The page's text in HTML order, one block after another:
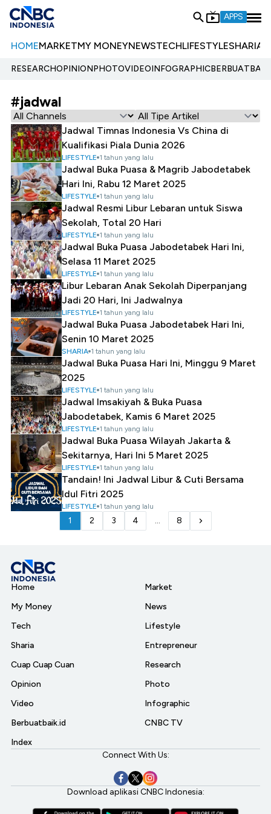
APPS
HOMEMARKETMY MONEYNEWSTECHLIFESTYLESHARIA
RESEARCHOPINIONPHOTOVIDEOINFOGRAPHIC
#jadwal
Jadwal Timnas Indonesia Vs China di
Kualifikasi Piala Dunia 2026
LIFESTYLE 1 tahun yang lalu
Jadwal Buka Puasa & Magrib Jabodetabek
Hari Ini, Rabu 12 Maret 2025
LIFESTYLE 1 tahun yang lalu
Jadwal Resmi Libur Lebaran untuk Siswa
Sekolah, Total 20 Hari
LIFESTYLE 1 tahun yang lalu
Jadwal Buka Puasa Jabodetabek Hari Ini,
Selasa 11 Maret 2025
LIFESTYLE 1 tahun yang lalu
Libur Lebaran Anak Sekolah Diperpanjang
Jadi 20 Hari, Ini Jadwalnya
LIFESTYLE 1 tahun yang lalu
Jadwal Buka Puasa Jabodetabek Hari Ini,
Senin 10 Maret 2025
SHARIA 1 tahun yang lalu
Jadwal Buka Puasa Hari Ini, Minggu 9 Maret
2025
LIFESTYLE 1 tahun yang lalu
Jadwal Imsakiyah & Buka Puasa
Jabodetabek, Kamis 6 Maret 2025
LIFESTYLE 1 tahun yang lalu
Jadwal Buka Puasa Wilayah Jakarta &
Sekitarnya, Hari Ini 5 Maret 2025
LIFESTYLE 1 tahun yang lalu
Tandain! Ini Jadwal Libur & Cuti Bersama
Idul Fitri 2025
LIFESTYLE 1 tahun yang lalu
1 2 3 4 ... 8
Home
My Money
Tech
Sharia
Cuap Cuap Cuan
Opinion
Video
Berbuatbaik.id
Index
Market
News
Lifestyle
Entrepreneur
Research
Photo
Infographic
CNBC TV
Connect With Us:
Download aplikasi CNBC Indonesia: